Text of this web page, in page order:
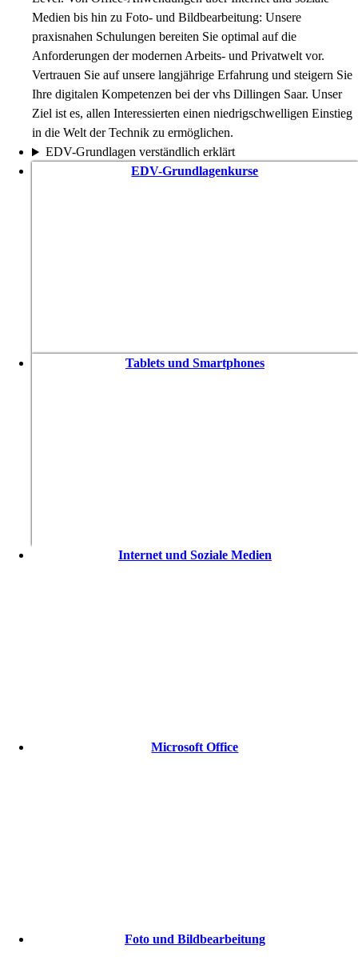
Medien bis hin zu Foto- und Bildbearbeitung: Unsere
praxisnahen Schulungen bereiten Sie optimal auf die
Anforderungen der modernen Arbeits- und Privatwelt vor.
Vertrauen Sie auf unsere langjährige Erfahrung und steigern Sie
Ihre digitalen Kompetenzen bei der vhs Dillingen Saar. Unser
Ziel ist es, allen Interessierten einen niedrigschwelligen Einstieg
in die Welt der Technik zu ermöglichen.
EDV-Grundlagen verständlich erklärt
EDV-Grundlagenkurse
Tablets und Smartphones
Internet und Soziale Medien
Microsoft Office
Foto und Bildbearbeitung